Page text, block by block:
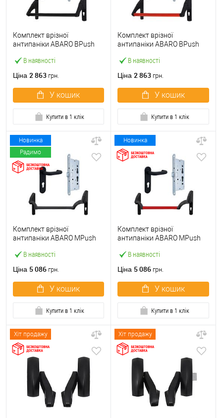
В наявності
Комплект врізної
антипаніки ABARO BPush
чорний із замком та ручкою
Ціна 2 863 грн.
У кошик
Купити в 1 клік
В наявності
Комплект врізної
антипаніки ABARO BPush
червоний із замком та
Ціна 2 863 грн.
У кошик
Купити в 1 клік
Новинка
Радимо
В наявності
Комплект врізної
антипаніки ABARO МPush
чорний із замком та ручкою
Ціна 5 086 грн.
У кошик
Купити в 1 клік
Новинка
В наявності
Комплект врізної
антипаніки ABARO МPush
червоний із замком та
Ціна 5 086 грн.
У кошик
Купити в 1 клік
Хіт продажу Хіт продажу